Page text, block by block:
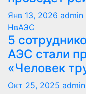
Янв 13, 2026 admin
НвАЭС
5
АЭС стали
«Человек
Окт 25, 2025 admin